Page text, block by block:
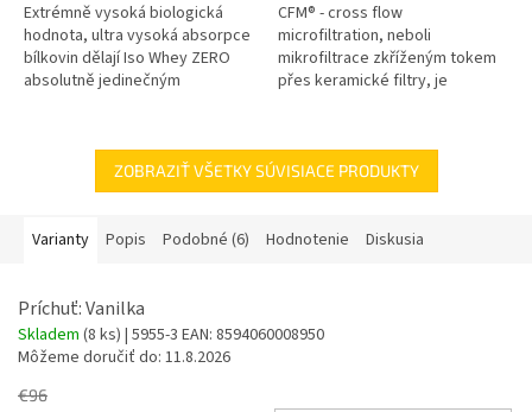
Extrémně vysoká biologická
hodnota, ultra vysoká absorpce
bílkovin dělají Iso Whey ZERO
absolutně jedinečným
CFM® - cross flow
microfiltration, neboli
mikrofiltrace zkříženým tokem
přes keramické filtry, je
přírodní proces při nízkých...
ZOBRAZIŤ VŠETKY SÚVISIACE PRODUKTY
Varianty Popis Podobné (6) Hodnotenie Diskusia
Príchuť: Vanilka
Skladem (8 ks) | 5955-3 EAN: 8594060008950
Môžeme doručiť do: 11.8.2026
€96